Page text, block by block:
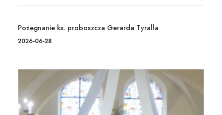
Pożegnanie ks. proboszcza Gerarda Tyralla
2026-06-28